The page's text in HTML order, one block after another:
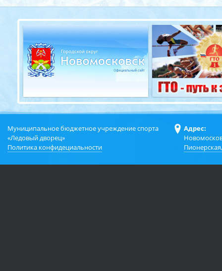
Муниципальное бюджетное учреждение спорта
«Ледовый дворец»
Политика конфидециальности
Адрес: